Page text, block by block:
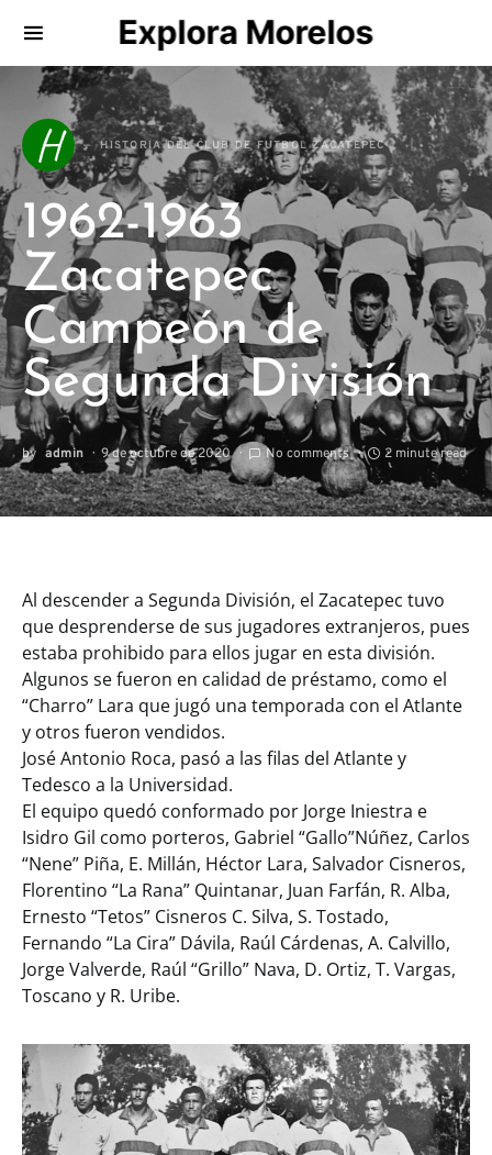
Explora Morelos
Search for:
H HISTORIA DEL CLUB DE FUTBOL ZACATEPEC
1962-1963
Zacatepec
Campeón de
Segunda División
by admin 9 de octubre de 2020 No comments 2 minute read
Al descender a Segunda División, el Zacatepec tuvo
que desprenderse de sus jugadores extranjeros, pues
estaba prohibido para ellos jugar en esta división.
Algunos se fueron en calidad de préstamo, como el
“Charro” Lara que jugó una temporada con el Atlante
y otros fueron vendidos.
José Antonio Roca, pasó a las filas del Atlante y
Tedesco a la Universidad.
El equipo quedó conformado por Jorge Iniestra e
Isidro Gil como porteros, Gabriel “Gallo”Núñez, Carlos
“Nene” Piña, E. Millán, Héctor Lara, Salvador Cisneros,
Florentino “La Rana” Quintanar, Juan Farfán, R. Alba,
Ernesto “Tetos” Cisneros C. Silva, S. Tostado,
Fernando “La Cira” Dávila, Raúl Cárdenas, A. Calvillo,
Jorge Valverde, Raúl “Grillo” Nava, D. Ortiz, T. Vargas,
Toscano y R. Uribe.